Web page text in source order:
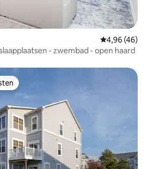
Gemiddelde
4,96 (46)
- zwembad - open haard